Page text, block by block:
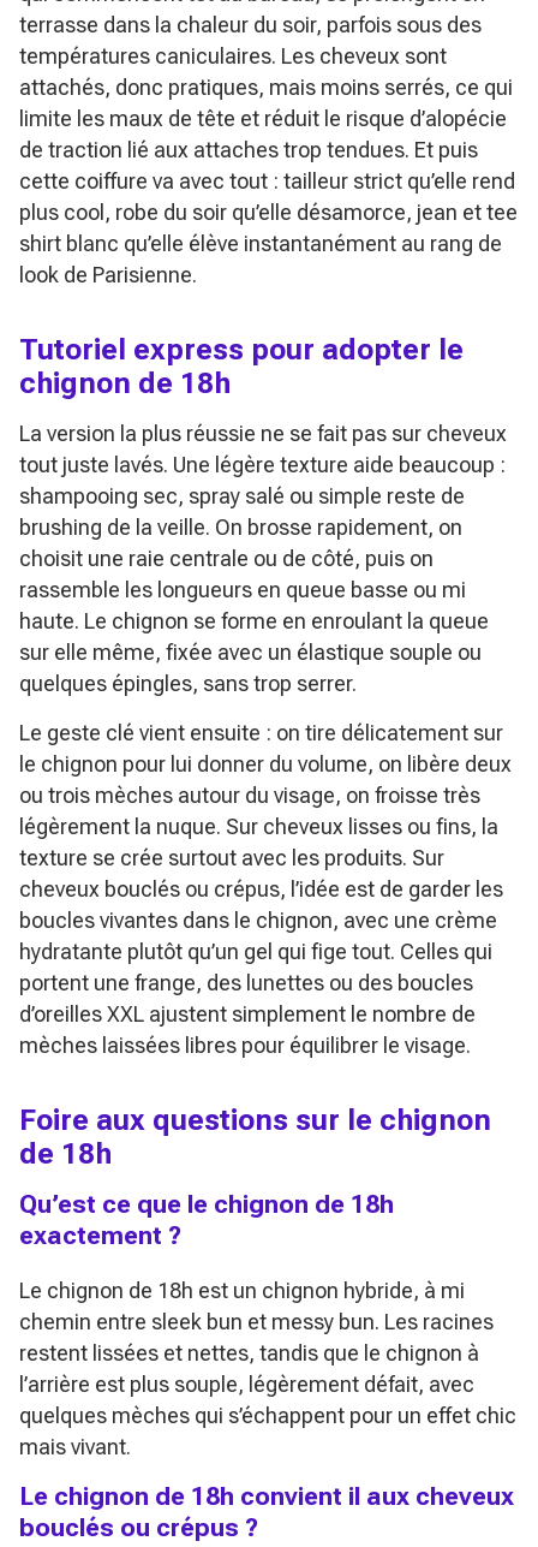
terrasse dans la chaleur du soir, parfois sous des
températures caniculaires. Les cheveux sont
attachés, donc pratiques, mais moins serrés, ce qui
limite les maux de tête et réduit le risque d’alopécie
de traction lié aux attaches trop tendues. Et puis
cette coiffure va avec tout : tailleur strict qu’elle rend
plus cool, robe du soir qu’elle désamorce, jean et tee
shirt blanc qu’elle élève instantanément au rang de
look de Parisienne.
Tutoriel express pour adopter le
chignon de 18h
La version la plus réussie ne se fait pas sur cheveux
tout juste lavés. Une légère texture aide beaucoup :
shampooing sec, spray salé ou simple reste de
brushing de la veille. On brosse rapidement, on
choisit une raie centrale ou de côté, puis on
rassemble les longueurs en queue basse ou mi
haute. Le chignon se forme en enroulant la queue
sur elle même, fixée avec un élastique souple ou
quelques épingles, sans trop serrer.
Le geste clé vient ensuite : on tire délicatement sur
le chignon pour lui donner du volume, on libère deux
ou trois mèches autour du visage, on froisse très
légèrement la nuque. Sur cheveux lisses ou fins, la
texture se crée surtout avec les produits. Sur
cheveux bouclés ou crépus, l’idée est de garder les
boucles vivantes dans le chignon, avec une crème
hydratante plutôt qu’un gel qui fige tout. Celles qui
portent une frange, des lunettes ou des boucles
d’oreilles XXL ajustent simplement le nombre de
mèches laissées libres pour équilibrer le visage.
Foire aux questions sur le chignon
de 18h
Qu’est ce que le chignon de 18h
exactement ?
Le chignon de 18h est un chignon hybride, à mi
chemin entre sleek bun et messy bun. Les racines
restent lissées et nettes, tandis que le chignon à
l’arrière est plus souple, légèrement défait, avec
quelques mèches qui s’échappent pour un effet chic
mais vivant.
Le chignon de 18h convient il aux cheveux
bouclés ou crépus ?